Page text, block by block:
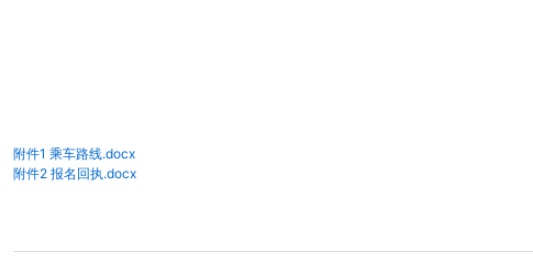
附件1 乘车路线.docx
附件2 报名回执.docx